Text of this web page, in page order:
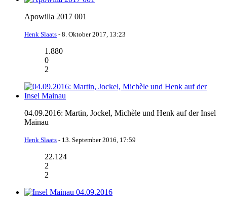
Apowilla 2017 001
Henk Slaats - 8. Oktober 2017, 13:23
1.880
0
2
04.09.2016: Martin, Jockel, Michèle und Henk auf der Insel
Mainau
Henk Slaats - 13. September 2016, 17:59
22.124
2
2